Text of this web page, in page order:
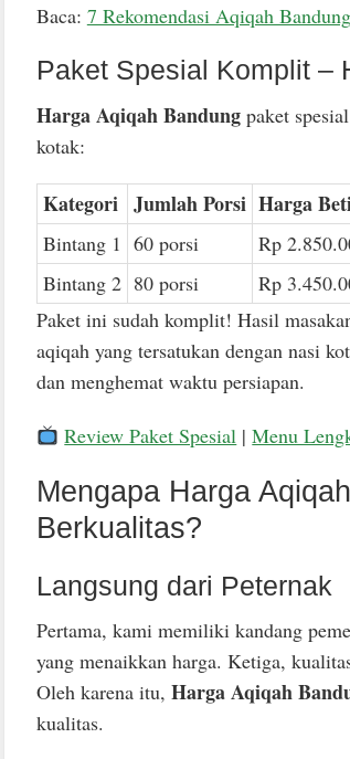
Baca: 7 Rekomendasi Aqiqah Bandung
Paket Spesial Komplit –
Harga Aqiqah Bandungpaket
kotak:
Kategori Jumlah Porsi Harga
Bintang 1 60 porsi Rp
Bintang 2 80 porsi Rp
Paket ini sudah komplit! Hasil
aqiqah yang tersatukan dengan nasi
dan menghemat waktu persiapan.
Review Paket Spesial |Menu
Mengapa Harga
Berkualitas?
Langsung dari Peternak
Pertama, kami memiliki kandang
yang menaikkan harga. Ketiga,
Oleh karena itu, Harga Aqiqah
kualitas.